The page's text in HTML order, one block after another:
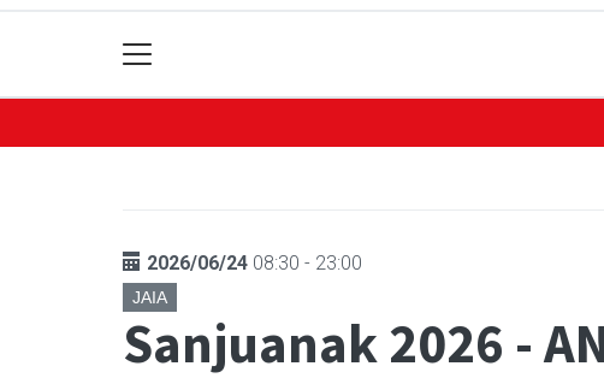
2026/06/24 08:30 - 23:00
JAIA
Sanjuanak 2026 -